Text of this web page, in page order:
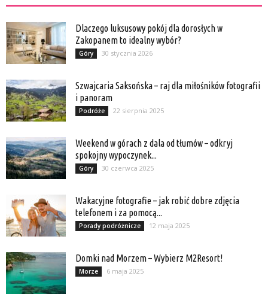
Dlaczego luksusowy pokój dla dorosłych w
Zakopanem to idealny wybór?
Góry 30 stycznia 2026
Szwajcaria Saksońska – raj dla miłośników fotografii
i panoram
Podróże 22 sierpnia 2025
Weekend w górach z dala od tłumów – odkryj
spokojny wypoczynek...
Góry 30 czerwca 2025
Wakacyjne fotografie – jak robić dobre zdjęcia
telefonem i za pomocą...
Porady podróżnicze 12 maja 2025
Domki nad Morzem – Wybierz M2Resort!
Morze 6 maja 2025